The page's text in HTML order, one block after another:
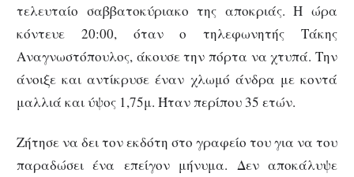
τελευταίο σαββατοκύριακο της αποκριάς. Η ώρα
κόντευε 20:00, όταν ο τηλεφωνητής Τάκης
Αναγνωστόπουλος, άκουσε την πόρτα να χτυπά. Την
άνοιξε και αντίκρυσε έναν χλωμό άνδρα με κοντά
μαλλιά και ύψος 1,75μ. Ήταν περίπου 35 ετών.
Ζήτησε να δει τον εκδότη στο γραφείο του για να του
παραδώσει ένα επείγον μήνυμα. Δεν αποκάλυψε